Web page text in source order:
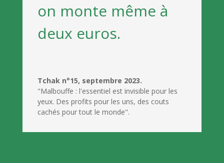
on monte même à
deux euros.
Tchak n°15, septembre 2023.
"Malbouffe : l'essentiel est invisible pour les
yeux. Des profits pour les uns, des couts
cachés pour tout le monde".